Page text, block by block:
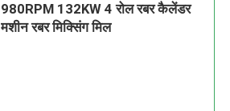
980RPM 132KW 4 रोल रबर कैलेंडर
मशीन रबर मिक्सिंग मिल